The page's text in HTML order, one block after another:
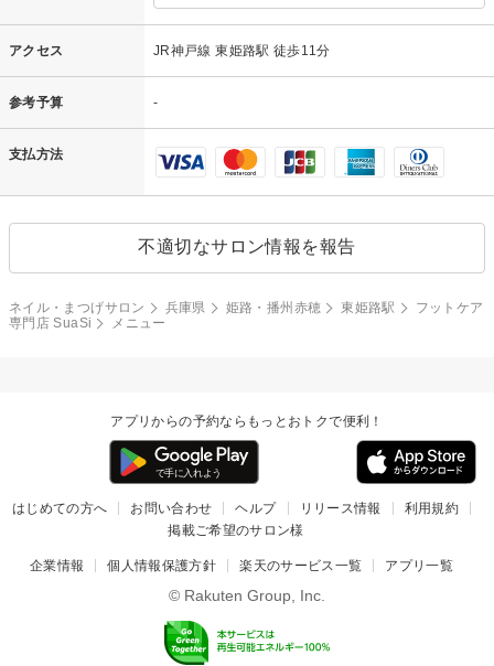
アクセス JR神戸線 東姫路駅 徒歩11分
参考予算 -
支払方法
不適切なサロン情報を報告
ネイル・まつげサロン 兵庫県 姫路・播州赤穂 東姫路駅
フットケア
専門店 SuaSi
メニュー
アプリからの予約ならもっとおトクで便利！
はじめての方へ お問い合わせ ヘルプ リリース情報
利用規約
掲載ご希望のサロン様
企業情報 個人情報保護方針 楽天のサービス一覧 アプリ一覧
© Rakuten Group, Inc.